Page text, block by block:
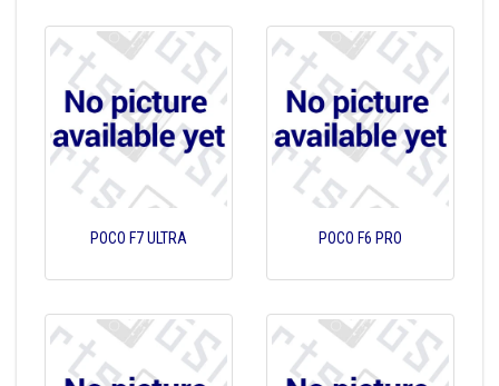
POCO F7 ULTRA POCO F6 PRO